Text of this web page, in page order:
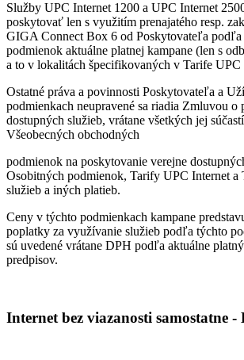
Služby UPC Internet 1200 a UPC Internet
poskytovať len s využitím prenajatého resp.
GIGA Connect Box 6 od Poskytovateľa podľa
podmienok aktuálne platnej kampane (len s
a to v lokalitách špecifikovaných v Tarife UPC
Ostatné práva a povinnosti Poskytovateľa a
podmienkach neupravené sa riadia Zmluvou o
dostupných služieb, vrátane všetkých jej
Všeobecných obchodných
podmienok na poskytovanie verejne
Osobitných podmienok, Tarify UPC Internet a
služieb a iných platieb.
Ceny v týchto podmienkach kampane
poplatky za využívanie služieb podľa týchto
sú uvedené vrátane DPH podľa aktuálne
predpisov.
Internet bez viazanosti samostatne